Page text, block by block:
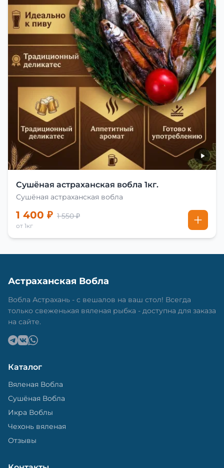
Сушёная астраханская вобла 1кг.
Сушёная астраханская вобла
1 400 ₽ 1 550 ₽
от 1кг
Астраханская Вобла
Вобла Астрахань - с вешалов на ваш стол! Всегда
только свеженькая вяленая рыбка - доступна для заказа
на сайте.
Каталог
Вяленая Вобла
Сушёная Вобла
Икра Воблы
Чехонь вяленая
Отзывы